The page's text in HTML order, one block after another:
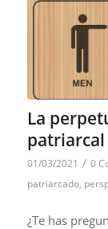
La
patriarcal
01/03/2021 / 0
patriarcado,
¿Te has